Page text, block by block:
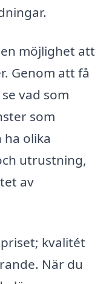
möjlighet att
Genom att få
vad som
som
olika
utrustning,
av
kvalitét
När du